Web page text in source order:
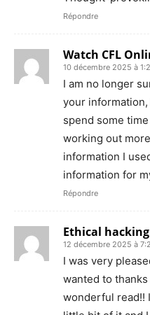
Répondre
Watch CFL
10 décembre 2025 à
I am no longer
your
spend some
working out
information I
information for
Répondre
Ethical
12 décembre 2025 à
I was very
wanted to
wonderful read!!